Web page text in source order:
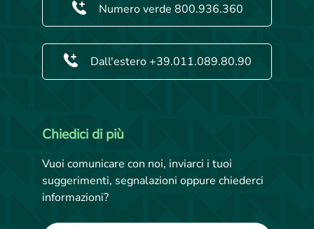
Numero verde 800.936.360
Dall'estero +39.011.089.80.90
Chiedici di più
Vuoi comunicare con noi, inviarci i tuoi
suggerimenti, segnalazioni oppure chiederci
informazioni?